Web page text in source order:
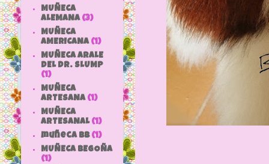
MUÑECA
ALEMANA (3)
MUÑECA
AMERICANA (1)
MUÑECA ARALE
DEL DR. SLUMP
(1)
MUÑECA
ARTESANA (1)
MUÑECA
ARTESANAL (1)
muñeca bb (1)
MUÑECA BEGOÑA
(1)